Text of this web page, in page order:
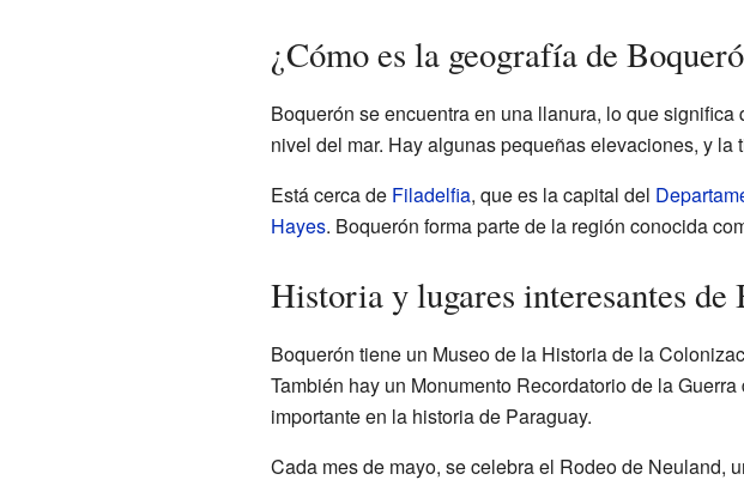
¿Cómo es la geografía de
Boquerón se encuentra en una llanura, lo que
nivel del mar. Hay algunas pequeñas elevaciones, y
Está cerca de Filadelfia, que es la capital del
Hayes. Boquerón forma parte de la región conocida
Historia y lugares interesantes de
Boquerón tiene un Museo de la Historia de la
También hay un Monumento Recordatorio de la
importante en la historia de Paraguay.
Cada mes de mayo, se celebra el Rodeo de Neuland,